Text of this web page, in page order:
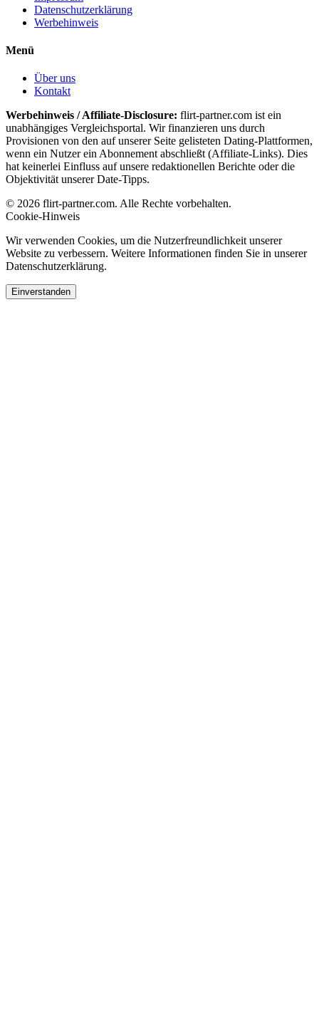
Datenschutzerklärung
Werbehinweis
Menü
Über uns
Kontakt
Werbehinweis / Affiliate-Disclosure: flirt-partner.com ist ein
unabhängiges Vergleichsportal. Wir finanzieren uns durch
Provisionen von den auf unserer Seite gelisteten Dating-Plattformen,
wenn ein Nutzer ein Abonnement abschließt (Affiliate-Links). Dies
hat keinerlei Einfluss auf unsere redaktionellen Berichte oder die
Objektivität unserer Date-Tipps.
© 2026 flirt-partner.com. Alle Rechte vorbehalten.
Cookie-Hinweis
Wir verwenden Cookies, um die Nutzerfreundlichkeit unserer
Website zu verbessern. Weitere Informationen finden Sie in unserer
Datenschutzerklärung.
Einverstanden